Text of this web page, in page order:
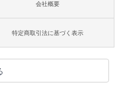
会社概要
特定商取引法に基づく表示